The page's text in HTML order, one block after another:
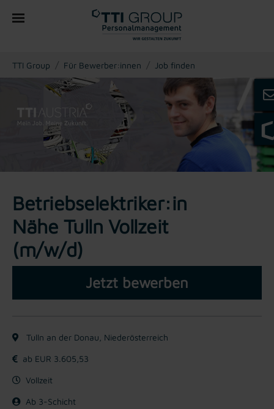
You are here:
TTI Group Für Bewerber:innen Job finden
Betriebselektriker:in
Nähe Tulln Vollzeit
(m/w/d)
Jetzt bewerben
Tulln an der Donau, Niederösterreich
ab EUR 3.605,53
Vollzeit
Ab 3-Schicht